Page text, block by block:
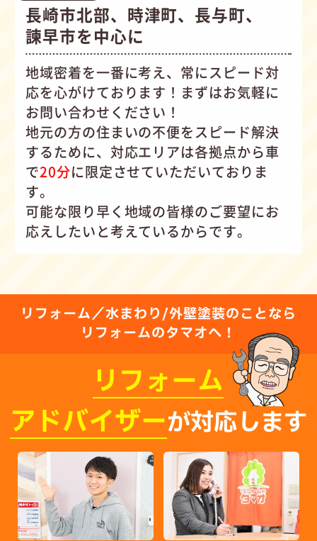
長崎市北部、時津町、長与町、
諫早市を中心に
地域密着を一番に考え、常にスピード対
応を心がけております！まずはお気軽に
お問い合わせください！
地元の方の住まいの不便をスピード解決
するために、対応エリアは各拠点から車
で20分に限定させていただいておりま
す。
可能な限り早く地域の皆様のご要望にお
応えしたいと考えているからです。
リフォーム／水まわり/外壁塗装のことなら
リフォームのタマオへ！
リフォーム
アドバイザーが対応します